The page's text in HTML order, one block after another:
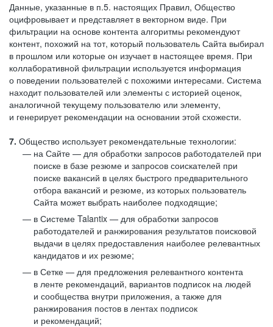
Данные, указанные в п.5. настоящих Правил, Общество
оцифровывает и представляет в векторном виде. При
фильтрации на основе контента алгоритмы рекомендуют
контент, похожий на тот, который пользователь Сайта выбирал
в прошлом или которые он изучает в настоящее время. При
коллаборативной фильтрации используется информация
о поведении пользователей с похожими интересами. Система
находит пользователей или элементы с историей оценок,
аналогичной текущему пользователю или элементу,
и генерирует рекомендации на основании этой схожести.
7. Общество использует рекомендательные технологии:
на Сайте — для обработки запросов работодателей при
поиске в базе резюме и запросов соискателей при
поиске вакансий в целях быстрого предварительного
отбора вакансий и резюме, из которых пользователь
Сайта может выбрать наиболее подходящие;
в Системе Talantix — для обработки запросов
работодателей и ранжирования результатов поисковой
выдачи в целях предоставления наиболее релевантных
кандидатов и их резюме;
в Сетке — для предложения релевантного контента
в ленте рекомендаций, вариантов подписок на людей
и сообщества внутри приложения, а также для
ранжирования постов в лентах подписок
и рекомендаций;